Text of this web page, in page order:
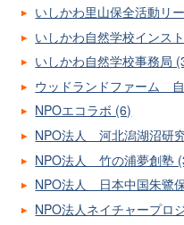
いしかわ里山保全活動リ
いしかわ自然学校インス
いしかわ自然学校事務局
ウッドランドファーム
NPOエコラボ (6)
NPO法人 河北潟湖沼研
NPO法人 竹の浦夢創塾
NPO法人 日本中国朱鷺
NPO法人ネイチャープロ